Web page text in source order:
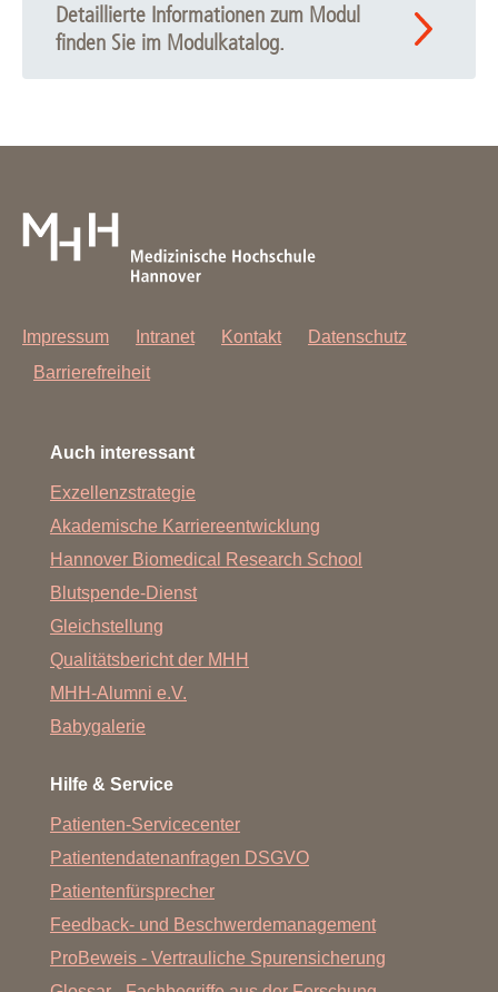
Detaillierte Informationen zum Modul
finden Sie im Modulkatalog.
Impressum Intranet Kontakt
Datenschutz
Barrierefreiheit
Auch interessant
Exzellenzstrategie
Akademische Karriereentwicklung
Hannover Biomedical Research School
Blutspende-Dienst
Gleichstellung
Qualitätsbericht der MHH
MHH-Alumni e.V.
Babygalerie
Hilfe & Service
Patienten-Servicecenter
Patientendatenanfragen DSGVO
Patientenfürsprecher
Feedback- und Beschwerdemanagement
ProBeweis - Vertrauliche Spurensicherung